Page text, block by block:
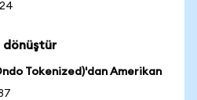
dönüştür
Tokenized)'dan Amerikan